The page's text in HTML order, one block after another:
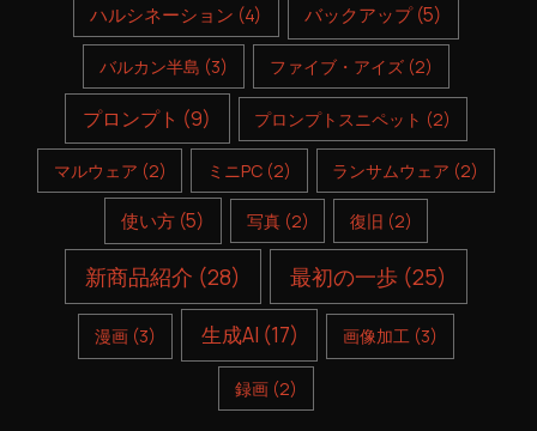
ハルシネーション (4) バックアップ(5)
バルカン半島 (3) ファイブ・アイズ (2)
プロンプト (9) プロンプトスニペット (2)
マルウェア (2) ミニPC (2) ランサムウェア (2)
使い方 (5) 写真(2) 復旧 (2)
新商品紹介 (28) 最初の一歩 (25)
漫画 (3) 生成AI (17) 画像加工(3)
録画 (2)